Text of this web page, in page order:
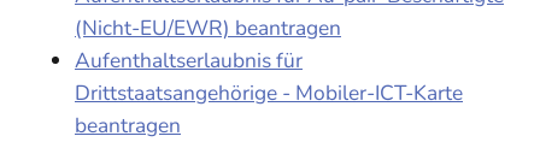
(Nicht-EU/EWR) beantragen
Aufenthaltserlaubnis für
Drittstaatsangehörige - Mobiler-ICT-Karte
beantragen